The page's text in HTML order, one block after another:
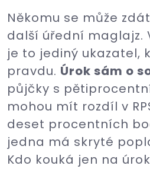
Někomu se může
další úřední maglajz.
je to jediný ukazatel,
pravdu. Úrok sám o
půjčky s
mohou mít rozdíl v
deset procentních
jedna má skryté
Kdo kouká jen na